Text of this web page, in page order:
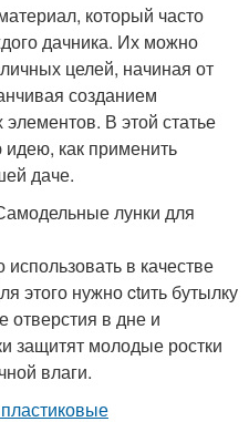
который часто
дачника. Их можно
целей, начиная от
созданием
В этой статье
как применить
даче.
лунки для
в качестве
этого нужно ctить бутылку
отверстия в дне и
защитят молодые ростки
влаги.